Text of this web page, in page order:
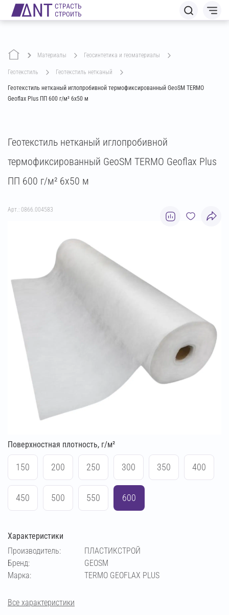
Материалы геосинтетика и геоматериалы
геотекстиль геотекстиль нетканый
Геотекстиль нетканый иглопробивной термофиксированный GeoSM TERMO
Geoflax Plus ПП 600 г/м² 6х50 м
Геотекстиль нетканый иглопробивной
термофиксированный GeoSM TERMO Geoflax Plus
ПП 600 г/м² 6х50 м
Арт.: 0866.004583
Поверхностная плотность, г/м²
150 200 250 300 350 400
450 500 550 600
Характеристики
Производитель:
ПЛАСТИКСТРОЙ
Бренд:
GEOSM
Марка:
TERMO GEOFLAX PLUS
Все характеристики